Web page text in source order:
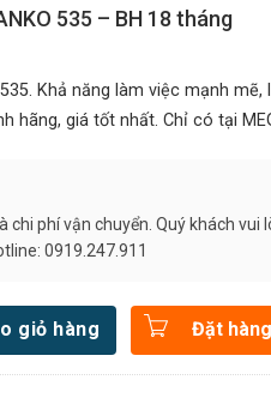
535 – BH 18 tháng
Khả năng làm việc mạnh mẽ,
hãng, giá tốt nhất. Chỉ có tại
chi phí vận chuyển. Quý khách vui
0919.247.911
giỏ hàng Đặt